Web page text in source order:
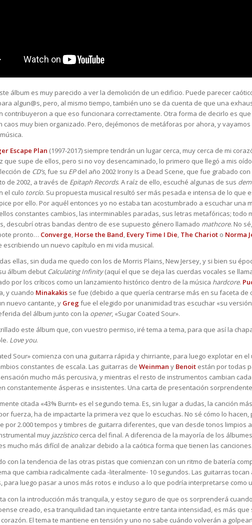
álbum es muy parecido a ver la demolición de un edificio. Puede parecer
algun@s, pero, al mismo tiempo, también uno se da cuenta de que una
contribuyeron a que eso funcionara correctamente. Otra forma de decirlo es
caos muy bien organizado. Pero, dejémonos de metáforas por ahora, y
Escape Plan (1997-2017) siempre tendrán un lugar cerca, muy cerca de mi
que supe de ellos, pero si no voy desencaminado, lo primero que llegó a mis
de CD’s, fue su EPdel año 2002 Irony Is a Dead Scene, que fue grabado con
de 2002, a través de Epitaph Records. A raíz de ello, escuché algunas de sus
el culo torcío. Su propuesta musical resultó ser más pesada e intensa de lo que
por ello. Por aquél entonces yo no estaba tan acostumbrado a escuchar una
constantes cambios, las interminables paradas, sus letras metafóricas; todo
descubrí otras bandas dentro de ese supuesto género llamado mathcore. No
pronto… Converge, Horse the Band, Every Time I Die, The Chariot o Norma
escribiendo un nuevo capítulo en mi vida musical.
ellas, sin duda me quedo con los de Morris Plains, New Jersey, y si bien su
álbum debut Calculating Infinity(aquí el que se deja las cuerdas vocales se
por los críticos como un lanzamiento histórico dentro de la música hardcore.
y cuando Minakakis se fue (debido a que quería centrarse más en su faceta de
nuevo cantante, y Greg fue el elegido por unanimidad tras escuchar «su
del álbum junto con la opener, «Sugar Coated Sour».
este álbum que, con vuestro permiso, iré tema a tema, para que así la
Love you.
Sour» comienza con una guitarra rápida y chirriante, para luego explotar en
constantes de escala. Las guitarras deWeinman y Benoit están por todas
mucho más percusiva, y mientras el resto de instrumentos cambian
constantemente ásperas e insistentes. Una carta de presentación
citada «43% Burnt» es el segundo tema. Es, sin lugar a dudas, la canción
fuerza, ha de impactarte la primera vez que lo escuchas. No sé cómo lo
por 2.000 tempos y timbres de guitarra diferentes, que van desde tonos limpios
muy jazzístico cerca del final. A diferencia de la mayoría de los
mucho más difícil de analizar debido a la caótica forma que tienen las canciones.
con la tendencia de las otras pistas que comienzan con un ritmo de batería
que cambia radicalmente cada -literalmente- 10 segundos. Las guitarras
para luego pasar a unos más rotos e incluso a lo que podría interpretarse como
con la introducción más tranquila, y estoy seguro de que os sorprenderá
creado, esa tranquilidad tan inquietante entre tanta intensidad, es más que
El tema te mantiene en tensión y uno no sabe cuándo volverán a